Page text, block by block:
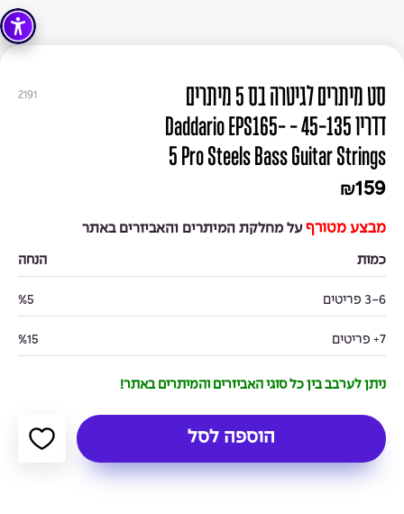
2191
סט מיתרים לגיטרה בס 5 מיתרים
דדריו 45-135 - Daddario EPS165-
5 Pro Steels Bass Guitar Strings
₪159
מבצע מטורף על מחלקת המיתרים והאביזרים באתר
כמות הנחה
3-6 פריטים %5
7+ פריטים %15
ניתן לערבב בין כל סוגי האביזרים והמיתרים באתר!
הוספה לסל